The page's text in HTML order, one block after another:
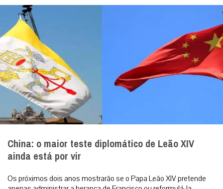
China: o maior teste diplomático de Leão XIV
ainda está por vir
Os próximos dois anos mostrarão se o Papa Leão XIV pretende